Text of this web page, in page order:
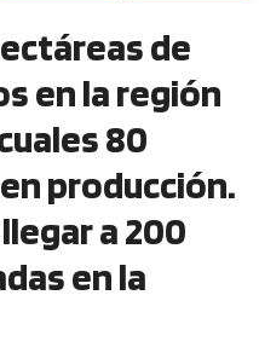
de
en la región
80
producción.
a 200
en la